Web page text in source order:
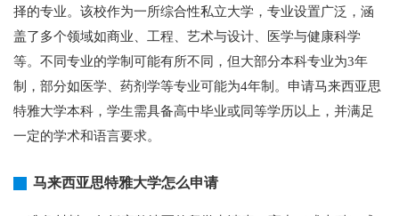
择的专业。该校作为一所综合性私立大学，专业设置广泛，涵
盖了多个领域如商业、工程、艺术与设计、医学与健康科学
等。不同专业的学制可能有所不同，但大部分本科专业为3年
制，部分如医学、药剂学等专业可能为4年制。申请马来西亚思
特雅大学本科，学生需具备高中毕业或同等学历以上，并满足
一定的学术和语言要求。
马来西亚思特雅大学怎么申请